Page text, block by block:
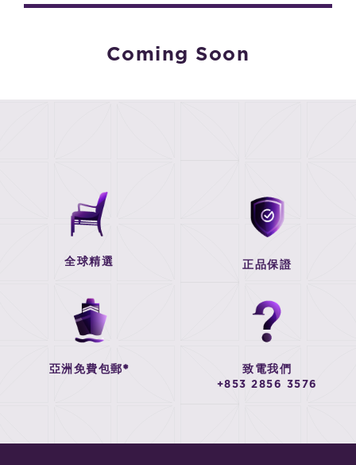
Coming Soon
全球精選 正品保證
亞洲免費包郵* 致電我們
+853 2856 3576